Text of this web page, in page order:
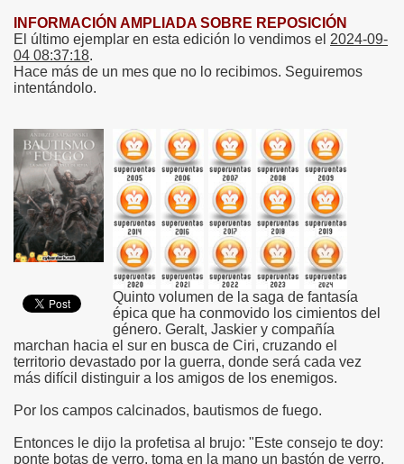
INFORMACIÓN AMPLIADA SOBRE REPOSICIÓN
El último ejemplar en esta edición lo vendimos el 2024-09-
04 08:37:18.
Hace más de un mes que no lo recibimos. Seguiremos
intentándolo.
Quinto volumen de la saga de fantasía
épica que ha conmovido los cimientos del
género. Geralt, Jaskier y compañía
marchan hacia el sur en busca de Ciri, cruzando el
territorio devastado por la guerra, donde será cada vez
más difícil distinguir a los amigos de los enemigos.
Por los campos calcinados, bautismos de fuego.
Entonces le dijo la profetisa al brujo: "Este consejo te doy:
ponte botas de yerro, toma en la mano un bastón de yerro.